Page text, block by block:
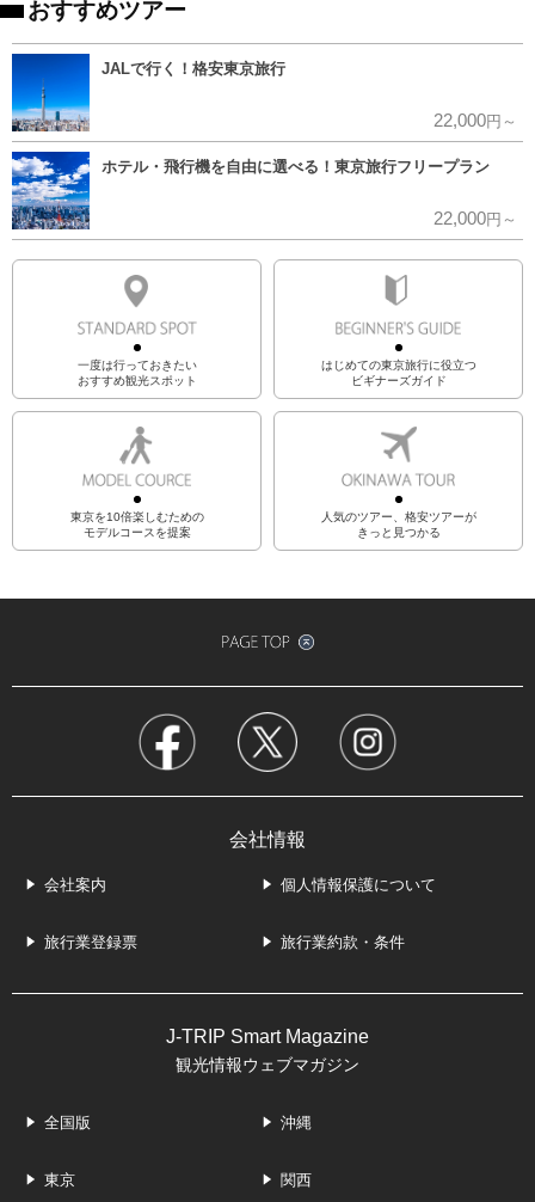
おすすめツアー
JALで行く！格安東京旅行
22,000円～
ホテル・飛行機を自由に選べる！東京旅行フリープラン
22,000円～
一度は行っておきたい
おすすめ観光スポット
はじめての東京旅行に役立つ
ビギナーズガイド
東京を10倍楽しむための
モデルコースを提案
人気のツアー、格安ツアーが
きっと見つかる
会社情報
会社案内 個人情報保護について
旅行業登録票 旅行業約款・条件
J-TRIP Smart Magazine
観光情報ウェブマガジン
全国版 沖縄
東京 関西